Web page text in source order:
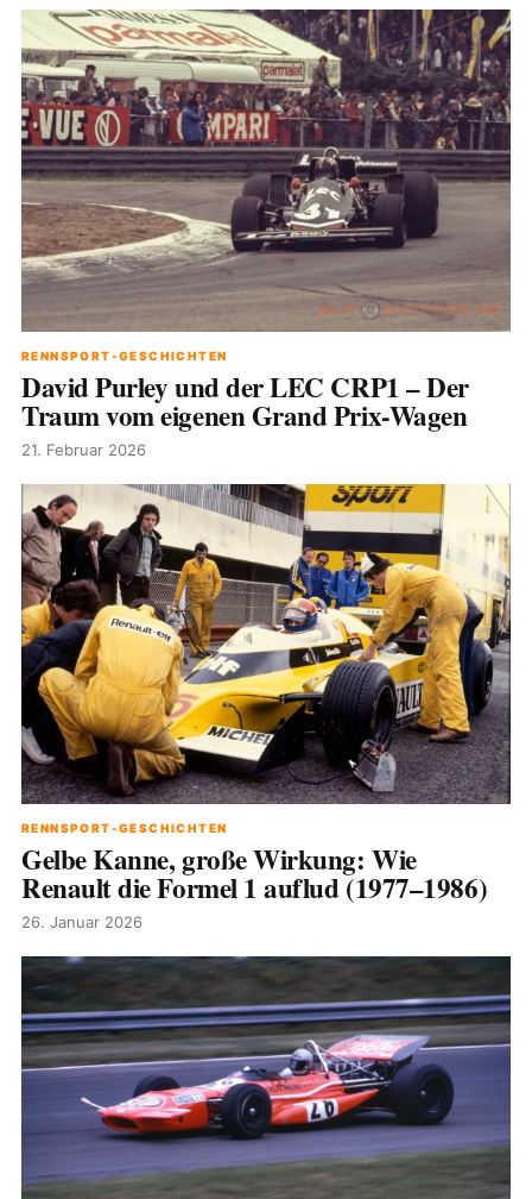
RENNSPORT-GESCHICHTEN
David Purley und der LEC CRP1 – Der
Traum vom eigenen Grand Prix-Wagen
21. Februar 2026
RENNSPORT-GESCHICHTEN
Gelbe Kanne, große Wirkung: Wie
Renault die Formel 1 auflud (1977–1986)
26. Januar 2026